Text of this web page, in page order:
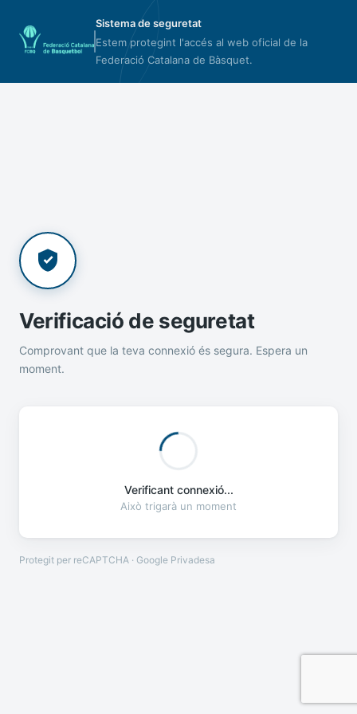
Sistema de seguretat
Estem protegint l'accés al web oficial de la
Federació Catalana de Bàsquet.
Verificació de seguretat
Comprovant que la teva connexió és segura. Espera un
moment.
Verificant connexió...
Això trigarà un moment
Protegit per reCAPTCHA · Google Privadesa